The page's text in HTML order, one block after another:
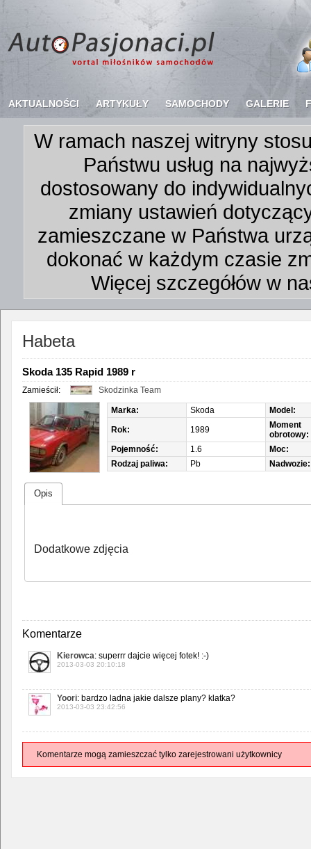
AKTUALNOŚCI ARTYKUŁY SAMOCHODY GALERIE
W ramach naszej witryny
Państwu usług na
dostosowany do
zmiany ustawień
zamieszczane w Państwa
dokonać w każdym czasie
Więcej szczegółów w
Habeta
Skoda 135 Rapid 1989 r
Zamieścił: Skodzinka Team
Marka: Skoda
Model:
Rok:
1989
Moment
obrotowy:
Pojemność:
1.6
Moc:
Rodzaj paliwa:
Pb Nadwozie:
Opis
Dodatkowe zdjęcia
Komentarze
Kierowca: superrr dajcie więcej fotek! :-)
2013-03-03 20:10:18
Yoori: bardzo ladna jakie dalsze plany? klatka?
2013-03-03 23:42:56
Komentarze mogą zamieszczać tylko zarejestrowani użytkownicy